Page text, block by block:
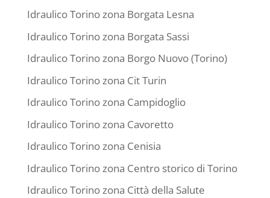
Idraulico Torino zona Borgata Lesna
Idraulico Torino zona Borgata Sassi
Idraulico Torino zona Borgo Nuovo (Torino)
Idraulico Torino zona Cit Turin
Idraulico Torino zona Campidoglio
Idraulico Torino zona Cavoretto
Idraulico Torino zona Cenisia
Idraulico Torino zona Centro storico di Torino
Idraulico Torino zona Città della Salute